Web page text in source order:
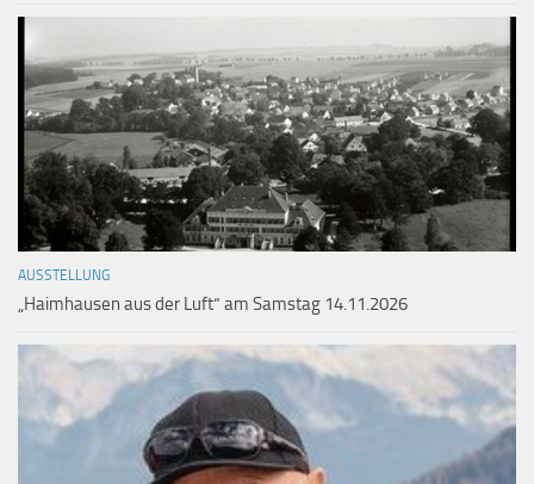
AUSSTELLUNG
„Haimhausen aus der Luft“ am Samstag 14.11.2026